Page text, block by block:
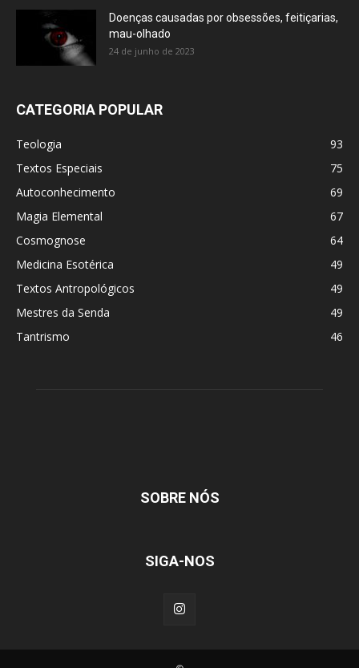
Doenças causadas por obsessões, feitiçarias,
mau-olhado
24 de junho de 2023
CATEGORIA POPULAR
Teologia
93
Textos Especiais
75
Autoconhecimento
69
Magia Elemental
67
Cosmognose
64
Medicina Esotérica
49
Textos Antropológicos
49
Mestres da Senda
49
Tantrismo
46
SOBRE NÓS
SIGA-NOS